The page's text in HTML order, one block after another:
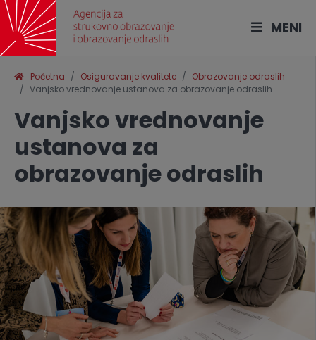
MENI
Početna Osiguravanje kvalitete
Obrazovanje odraslih
Vanjsko vrednovanje ustanova za obrazovanje odraslih
Vanjsko vrednovanje
ustanova za
obrazovanje odraslih